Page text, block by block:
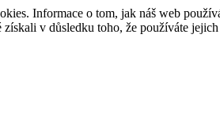
Informace o tom, jak náš web
v důsledku toho, že používáte